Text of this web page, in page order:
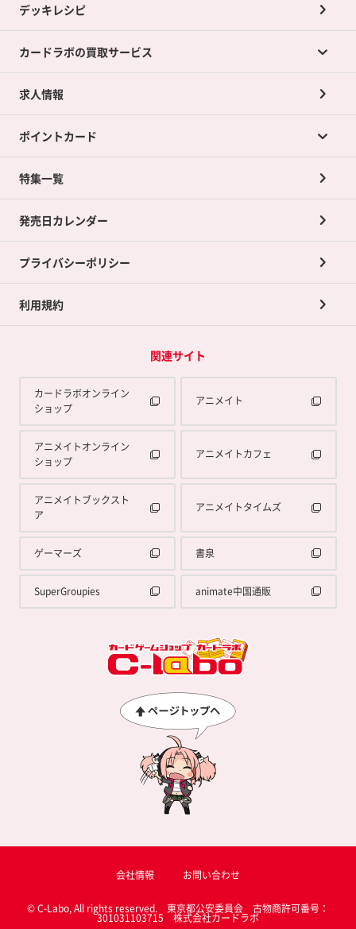
デッキレシピ
カードラボの買取サービス
カードラボの買取サービスTOP
店舗買取について
ネット買取について
買取承諾書について
求人情報
ポイントカード
ポイントカードTOP
ポイント交換景品
特集一覧
発売日カレンダー
プライバシーポリシー
利用規約
関連サイト
カードラボオンライン
ショップ
アニメイト
アニメイトオンライン
ショップ
アニメイトカフェ
アニメイトブックスト
ア
アニメイトタイムズ
ゲーマーズ 書泉
SuperGroupies animate中国通販
会社情報 お問い合わせ
© C-Labo, All rights reserved. 東京都公安委員会 古物商許可番号：
301031103715 株式会社カードラボ